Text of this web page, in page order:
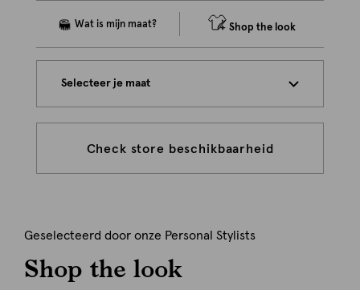
Shop the look
Selecteer je maat
Check store beschikbaarheid
Geselecteerd door onze Personal Stylists
Shop the look